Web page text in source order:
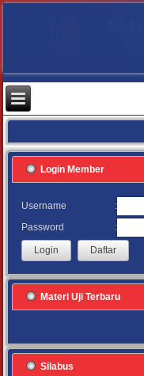
Login Member
Username
:
Password
:
Materi Uji Terbaru
Silabus